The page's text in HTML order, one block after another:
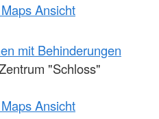
Ansicht
mit Behinderungen
"Schloss"
Ansicht